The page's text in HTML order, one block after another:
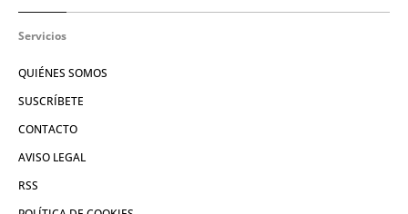
Servicios
QUIÉNES SOMOS
SUSCRÍBETE
CONTACTO
AVISO LEGAL
RSS